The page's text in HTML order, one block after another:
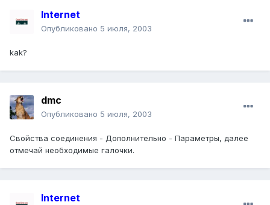
Internet
Опубликовано 5 июля, 2003
kak?
dmc
Опубликовано 5 июля, 2003
Свойства соединения - Дополнительно - Параметры, далее
отмечай необходимые галочки.
Internet